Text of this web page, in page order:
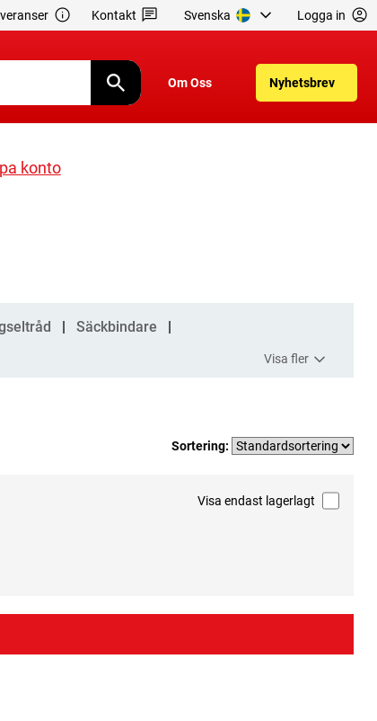
Kontakt Svenska Logga in
Om Oss Nyhetsbrev
konto
Säckbindare
Visa fler
Sortering:
Visa endast lagerlagt